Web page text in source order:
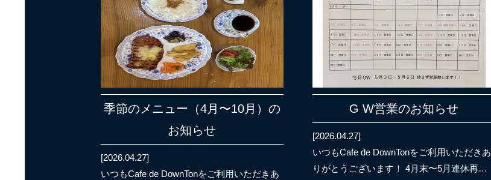
季節のメニュー（4月〜10月）の
お知らせ
[2026.04.27]
いつもCafe de DownTonをご利用いただきあ
G W営業のお知らせ
[2026.04.27]
いつもCafe de DownTonをご利用いただきあ
りがとうございます！ 4月末〜5月連休再…